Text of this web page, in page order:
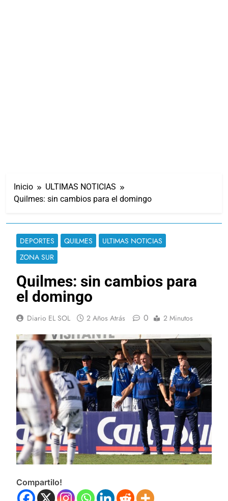
Inicio
ULTIMAS NOTICIAS
Quilmes: sin cambios para el domingo
DEPORTES QUILMES
ULTIMAS NOTICIAS
ZONA SUR
Quilmes: sin cambios para
el domingo
Diario EL SOL 2 Años Atrás 0 2 Minutos
Compartilo!